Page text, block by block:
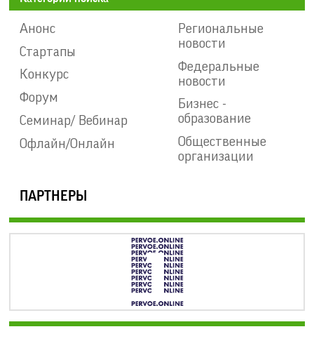
Анонс
Стартапы
Конкурс
Форум
Семинар/ Вебинар
Офлайн/Онлайн
Региональные
новости
Федеральные
новости
Бизнес -
образование
Общественные
организации
ПАРТНЕРЫ